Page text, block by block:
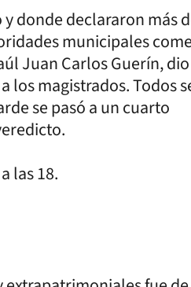
donde declararon más
municipales
Juan Carlos Guerín,
los magistrados. Todos
se pasó a un cuarto
las 18.